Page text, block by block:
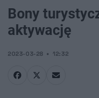
Bony
aktywację
2023-03-28 12:32